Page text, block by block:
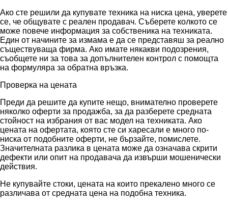
Ако сте решили да купувате техника на ниска цена, уверете
се, че общувате с реален продавач. Съберете колкото се
може повече информация за собственика на техниката.
Един от начините за измама е да се представяш за реално
съществуваща фирма. Ако имате някакви подозрения,
съобщете ни за това за допълнителен контрол с помощта
на формуляра за обратна връзка.
Проверка на цената
Преди да решите да купите нещо, внимателно проверете
няколко оферти за продажба, за да разберете средната
стойност на избрания от вас модел на техниката. Ако
цената на офертата, която сте си харесали е много по-
ниска от подобните оферти, не бързайте, помислете.
Значителната разлика в цената може да означава скрити
дефекти или опит на продавача да извърши мошенически
действия.
Не купувайте стоки, цената на които прекалено много се
различава от средната цена на подобна техника.